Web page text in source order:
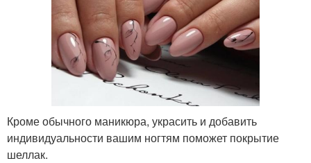
Кроме обычного маникюра, украсить и добавить
индивидуальности вашим ногтям поможет покрытие
шеллак.